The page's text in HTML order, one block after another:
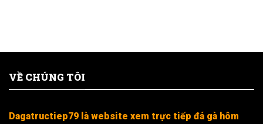
VỀ CHÚNG TÔI
Dagatructiep79 là website xem trực tiếp đá gà hôm